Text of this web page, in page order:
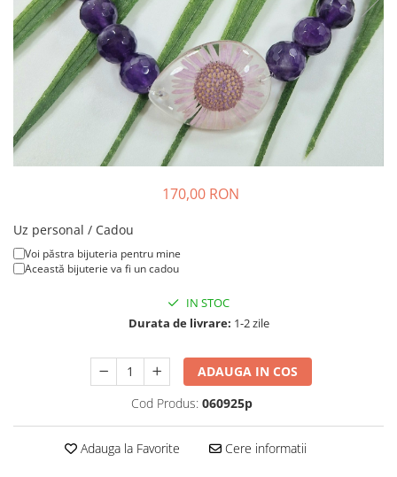
Colier / Pandantiv
Brățară
Bijuterii copii
Colier / Pandantiv
Colier de prietenie
Brățară
Accesorii păr
Colier / Pandantiv
Cercei
Set bijuterii
Brățară de gleznă
170,00 RON
Uz personal / Cadou
Voi păstra bijuteria pentru mine
Această bijuterie va fi un cadou
IN STOC
Durata de livrare: 1-2 zile
ADAUGA IN COS
Cod Produs: 060925p
Adauga la Favorite Cere informatii